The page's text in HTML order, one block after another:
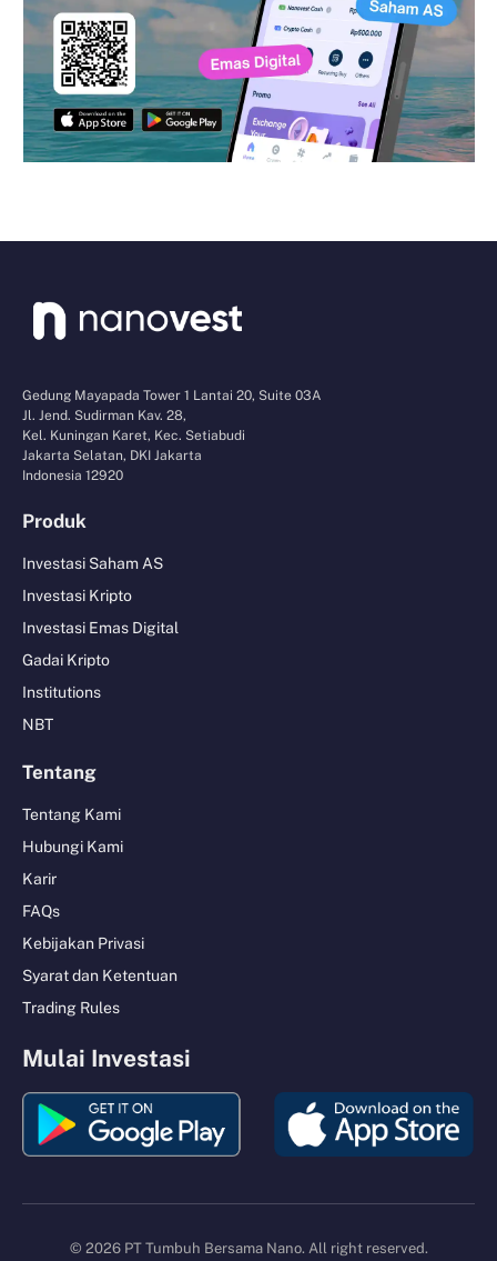
Gedung Mayapada Tower 1 Lantai 20, Suite 03A
Jl. Jend. Sudirman Kav. 28,
Kel. Kuningan Karet, Kec. Setiabudi
Jakarta Selatan, DKI Jakarta
Indonesia 12920
Produk
Investasi Saham AS
Investasi Kripto
Investasi Emas Digital
Gadai Kripto
Institutions
NBT
Tentang
Tentang Kami
Hubungi Kami
Karir
FAQs
Kebijakan Privasi
Syarat dan Ketentuan
Trading Rules
Mulai Investasi
© 2026 PT Tumbuh Bersama Nano. All right reserved.